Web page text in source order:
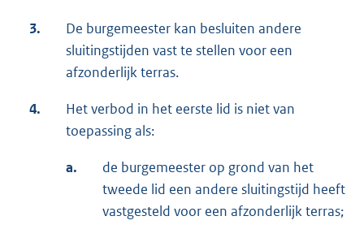
3.
De burgemeester kan besluiten andere
sluitingstijden vast te stellen voor een
afzonderlijk terras.
4.
Het verbod in het eerste lid is niet van
toepassing als:
a.
de burgemeester op grond van het
tweede lid een andere sluitingstijd heeft
vastgesteld voor een afzonderlijk terras;